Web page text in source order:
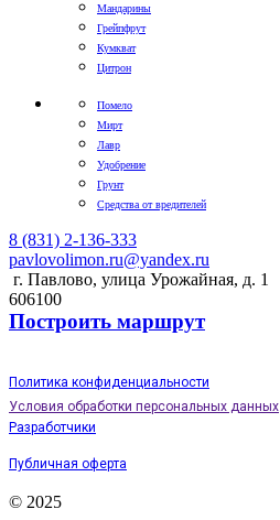
Мандарины
Грейпфрут
Кумкват
Цитрон
Помело
Мирт
Лавр
Удобрение
Грунт
Средства от вредителей
8 (831) 2-136-333
pavlovolimon.ru@yandex.ru
г. Павлово, улица Урожайная, д. 1
606100
Построить маршрут
Политика конфиденциальности
Условия обработки персональных данных
Разработчики
Публичная оферта
© 2025